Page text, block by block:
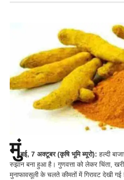
मुंबई, 7 अक्टूबर (कृषि भूमि ब्यूरो): हल्दी
रुझान बना हुआ है। गुणवत्ता को लेकर चिंता,
मुनाफावसूली के चलते कीमतों में गिरावट देखी गई